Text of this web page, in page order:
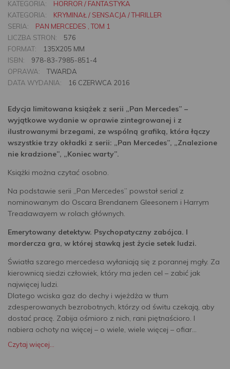
KATEGORIA:
HORROR / FANTASTYKA
KATEGORIA:
KRYMINAŁ / SENSACJA / THRILLER
SERIA:
PAN MERCEDES , TOM 1
LICZBA STRON:
576
FORMAT:
135X205 MM
ISBN:
978-83-7985-851-4
OPRAWA:
TWARDA
DATA WYDANIA:
16 CZERWCA 2016
Edycja limitowana książek z serii „Pan Mercedes” –
wyjątkowe wydanie w oprawie zintegrowanej i z
ilustrowanymi brzegami, ze wspólną grafiką, która łączy
wszystkie trzy okładki z serii: „Pan Mercedes”, „Znalezione
nie kradzione”, „Koniec warty”.
Książki można czytać osobno.
Na podstawie serii „Pan Mercedes” powstał serial z
nominowanym do Oscara Brendanem Gleesonem i Harrym
Treadawayem w rolach głównych.
Emerytowany detektyw. Psychopatyczny zabójca. I
mordercza gra, w której stawką jest życie setek ludzi.
Światła szarego mercedesa wyłaniają się z porannej mgły. Za
kierownicą siedzi człowiek, który ma jeden cel – zabić jak
najwięcej ludzi.
Dlatego wciska gaz do dechy i wjeżdża w tłum
zdesperowanych bezrobotnych, którzy od świtu czekają, aby
dostać pracę. Zabija ośmioro z nich, rani piętnaścioro. I
nabiera ochoty na więcej – o wiele, wiele więcej – ofiar…
Czytaj więcej...